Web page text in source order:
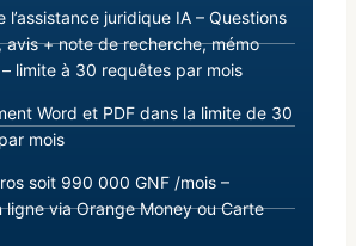
l’assistance juridique IA – Questions
avis + note de recherche, mémo
limite à 30 requêtes par mois
Word et PDF dans la limite de 30
mois
soit 990 000 GNF /mois –
ligne via Orange Money ou Carte